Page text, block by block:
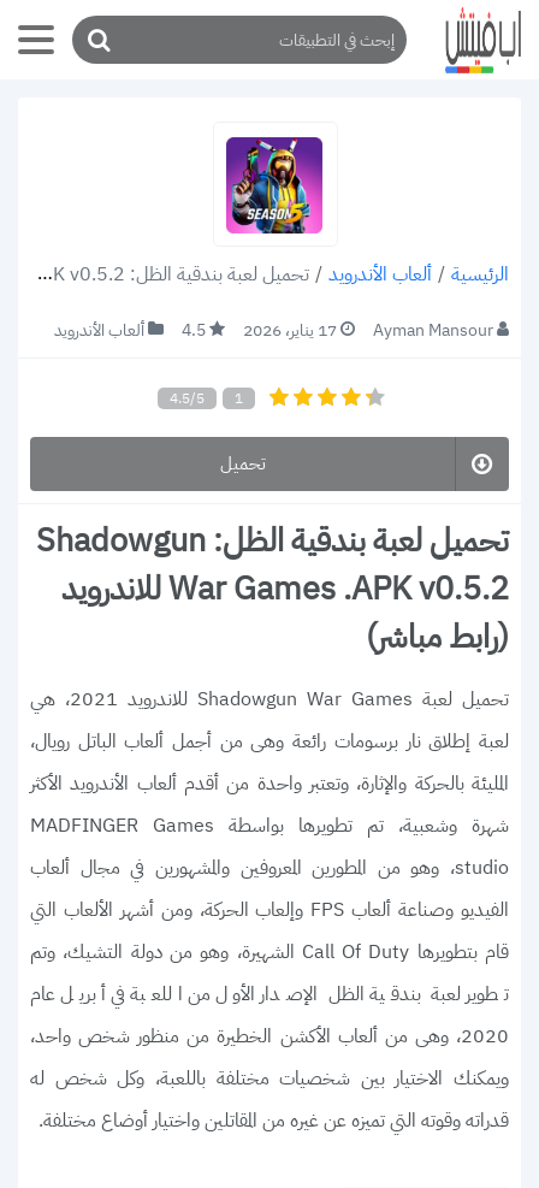
الرئيسية / ألعاب الأندرويد / تحميل لعبة بندقية الظل: Shadowgun War Games .APK v0.5.2 للاندرويد (رابط مباشر)
Ayman Mansour 17 يناير، 2026 4.5 ألعاب الأندرويد
4.5/5 1
تحميل
تحميل لعبة بندقية الظل: Shadowgun
War Games .APK v0.5.2 للاندرويد
(رابط مباشر)
تحميل لعبة Shadowgun War Games للاندرويد 2021، هي
لعبة إطلاق نار برسومات رائعة وهى من أجمل ألعاب الباتل رويال،
المليئة بالحركة والإثارة، وتعتبر واحدة من أقدم ألعاب الأندرويد الأكثر
شهرة وشعبية، تم تطويرها بواسطة MADFINGER Games
studio، وهو من المطورين المعروفين والمشهورين في مجال ألعاب
الفيديو وصناعة ألعاب FPS وإلعاب الحركة، ومن أشهر الألعاب التي
قام بتطويرها Call Of Duty الشهيرة، وهو من دولة التشيك، وتم
تطوير لعبة بندقية الظل الإصدار الأول من اللعبة في أبريل عام
2020، وهى من ألعاب الأكشن الخطيرة من منظور شخص واحد،
ويمكنك الاختيار بين شخصيات مختلفة باللعبة، وكل شخص له
قدراته وقوته التي تميزه عن غيره من المقاتلين واختيار أوضاع مختلفة.